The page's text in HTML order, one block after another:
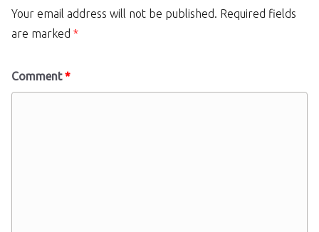
Your email address will not be published. Required fields
are marked *
Comment*